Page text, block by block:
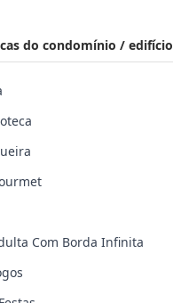
do condomínio / edifício
Com Borda Infinita